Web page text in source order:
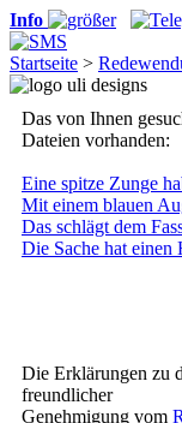
Info
Startseite >
Das von Ihnen
Dateien vorhanden:
Eine spitze Zunge
Mit einem blauen
Das schlägt dem
Die Sache hat einen
Die Erklärungen zu
freundlicher
Genehmigung vom